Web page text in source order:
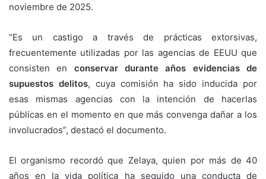
noviembre de 2025.
“Es un castigo a través de prácticas extorsivas,
frecuentemente utilizadas por las agencias de EEUU que
consisten en conservar durante años evidencias de
supuestos delitos, cuya comisión ha sido inducida por
esas mismas agencias con la intención de hacerlas
públicas en el momento en que más convenga dañar a los
involucrados”, destacó el documento.
El organismo recordó que Zelaya, quien por más de 40
años en la vida política ha seguido una conducta de